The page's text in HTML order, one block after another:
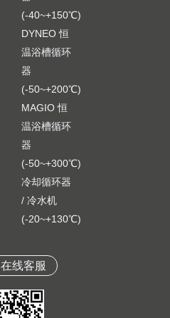
(-40~+150℃)
DYNEO 恒
温浴槽循环
器
(-50~+200℃)
MAGIO 恒
温浴槽循环
器
(-50~+300℃)
冷却循环器
/ 冷水机
(-20~+130℃)
在线客服